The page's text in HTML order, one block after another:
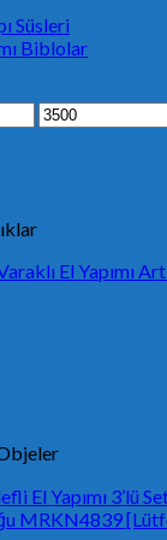
Süsleri
Biblolar
El Yapımı
El Yapımı 3’lü
MRKN4839